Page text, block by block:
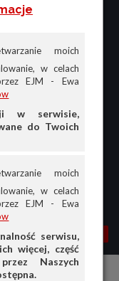
moich
w celach
EJM - Ewa
w serwisie,
do Twoich
moich
w celach
EJM - Ewa
serwisu,
więcej, część
Naszych
MOJA AG